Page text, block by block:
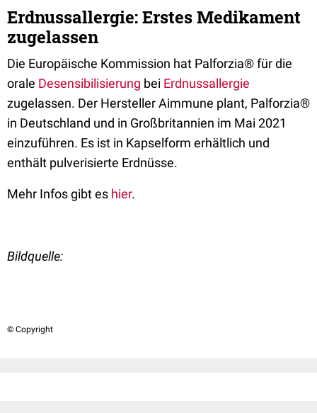
Erdnussallergie: Erstes Medikament
zugelassen
Die Europäische Kommission hat Palforzia® für die
orale Desensibilisierung bei Erdnussallergie
zugelassen. Der Hersteller Aimmune plant, Palforzia®
in Deutschland und in Großbritannien im Mai 2021
einzuführen. Es ist in Kapselform erhältlich und
enthält pulverisierte Erdnüsse.
Mehr Infos gibt es hier.
Bildquelle:
© Copyright